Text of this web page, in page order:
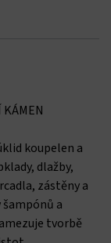
koupelen a
dlažby,
zástěny a
a
tvorbě